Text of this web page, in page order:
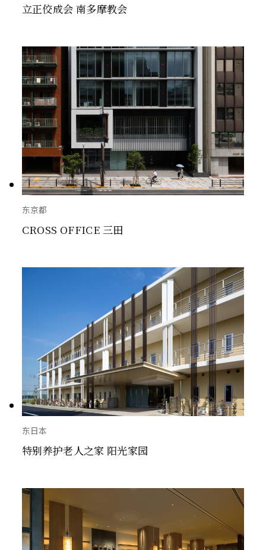
其他
～1989
立正佼成会 南多摩教会
东京都
CROSS OFFICE 三田
东日本
特别养护老人之家 阳光家园